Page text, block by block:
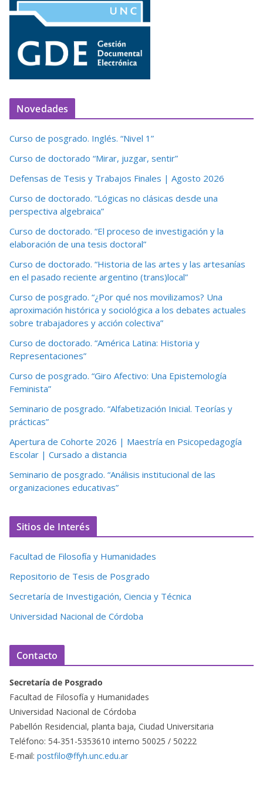
Novedades
Curso de posgrado. Inglés. “Nivel 1”
Curso de doctorado “Mirar, juzgar, sentir”
Defensas de Tesis y Trabajos Finales | Agosto 2026
Curso de doctorado. “Lógicas no clásicas desde una
perspectiva algebraica”
Curso de doctorado. “El proceso de investigación y la
elaboración de una tesis doctoral”
Curso de doctorado. “Historia de las artes y las artesanías
en el pasado reciente argentino (trans)local”
Curso de posgrado. “¿Por qué nos movilizamos? Una
aproximación histórica y sociológica a los debates actuales
sobre trabajadores y acción colectiva”
Curso de doctorado. “América Latina: Historia y
Representaciones”
Curso de posgrado. “Giro Afectivo: Una Epistemología
Feminista”
Seminario de posgrado. “Alfabetización Inicial. Teorías y
prácticas”
Apertura de Cohorte 2026 | Maestría en Psicopedagogía
Escolar | Cursado a distancia
Seminario de posgrado. “Análisis institucional de las
organizaciones educativas”
Sitios de Interés
Facultad de Filosofía y Humanidades
Repositorio de Tesis de Posgrado
Secretaría de Investigación, Ciencia y Técnica
Universidad Nacional de Córdoba
Contacto
Secretaría de Posgrado
Facultad de Filosofía y Humanidades
Universidad Nacional de Córdoba
Pabellón Residencial, planta baja, Ciudad Universitaria
Teléfono: 54-351-5353610 interno 50025 / 50222
E-mail: postfilo@ffyh.unc.edu.ar